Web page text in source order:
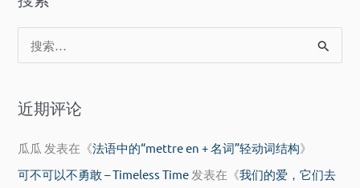
索
近期评论
瓜瓜 发表在《法语中的“mettre en + 名词”轻动词结构》
可不可以不勇敢 – Timeless Time 发表在《我们的爱，它们去